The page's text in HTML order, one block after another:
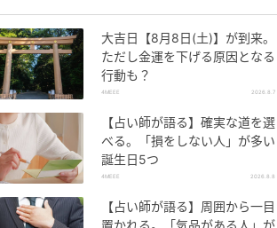
大吉日【8月8日(土)】が到来。
ただし金運を下げる原因となる
行動も？
4MEEE 2026.8.7
【占い師が語る】確実な道を選
べる。「損をしない人」が多い
誕生日5つ
4MEEE 2026.8.8
【占い師が語る】周囲から一目
置かれる。「気品がある人」が